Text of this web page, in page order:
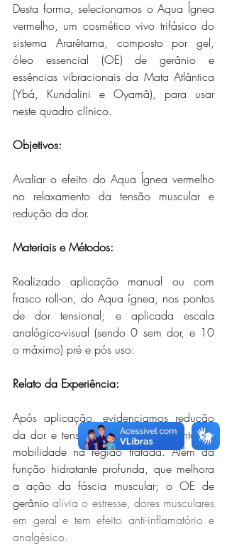
Desta forma, selecionamos o Aqua Ígnea
vermelho, um cosmético vivo trifásico do
sistema Ararêtama, composto por gel,
óleo essencial (OE) de gerânio e
essências vibracionais da Mata Atlântica
(Ybá, Kundalini e Oyamã), para usar
neste quadro clínico.
Objetivos:
Avaliar o efeito do Aqua Ígnea vermelho
no relaxamento da tensão muscular e
redução da dor.
Materiais e Métodos:
Realizado aplicação manual ou com
frasco roll-on, do Aqua ígnea, nos pontos
de dor tensional; e aplicada escala
analógico-visual (sendo 0 sem dor, e 10
o máximo) pré e pós uso.
Relato da Experiência:
Após aplicação, evidenciamos redução
da dor e tensão muscular, e aumento da
mobilidade na região tratada. Além da
função hidratante profunda, que melhora
a ação da fáscia muscular; o OE de
gerânio alivia o estresse, dores musculares
em geral e tem efeito anti-inflamatório e
analgésico.